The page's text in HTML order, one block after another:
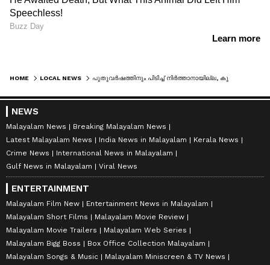
HOME LOCAL NEWS
NEWS
Malayalam News
Breaking Malayalam News
Latest Malayalam News
India News in Malayalam
Kerala News
Crime News
International News in Malayalam
Gulf News in Malayalam
Viral News
ENTERTAINMENT
Malayalam Film New
Entertainment News in Malayalam
Malayalam Short Films
Malayalam Movie Review
Malayalam Movie Trailers
Malayalam Web Series
Malayalam Bigg Boss
Box Office Collection Malayalam
Malayalam Songs & Music
Malayalam Miniscreen & TV News